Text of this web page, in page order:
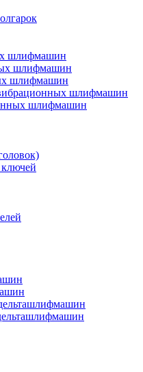
шлифмашин
шлифмашин
шлифмашин
шлифмашин
шлифмашин